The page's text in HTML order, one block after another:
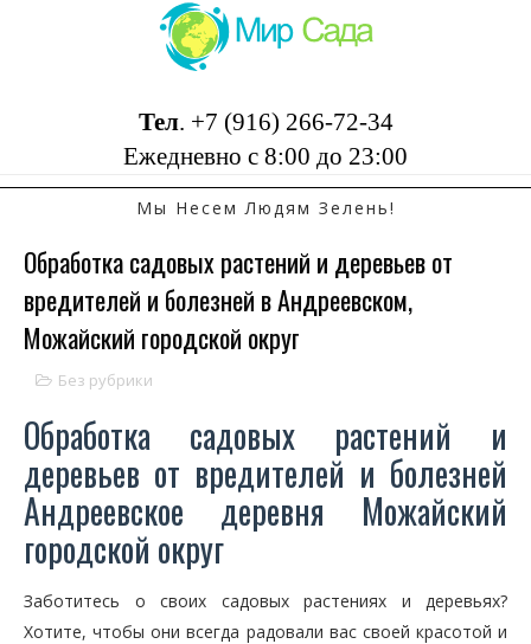
Тел. +7 (916) 266-72-34
Ежедневно с 8:00 до 23:00
Мы Несем Людям Зелень!
Обработка садовых растений и деревьев от
вредителей и болезней в Андреевском,
Можайский городской округ
Без рубрики
Обработка садовых растений и
деревьев от вредителей и болезней
Андреевское деревня Можайский
городской округ
Заботитесь о своих садовых растениях и деревьях?
Хотите, чтобы они всегда радовали вас своей красотой и